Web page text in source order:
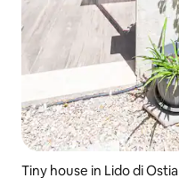
Tiny house in Lido di Ostia